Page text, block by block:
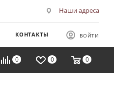
Наши адреса
КОНТАКТЫ ВОЙТИ
0 0 0